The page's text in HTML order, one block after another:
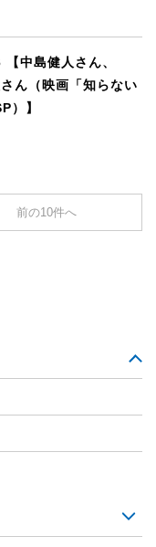
中島健人さん、
ん（映画「知らない
）】
前の10件へ